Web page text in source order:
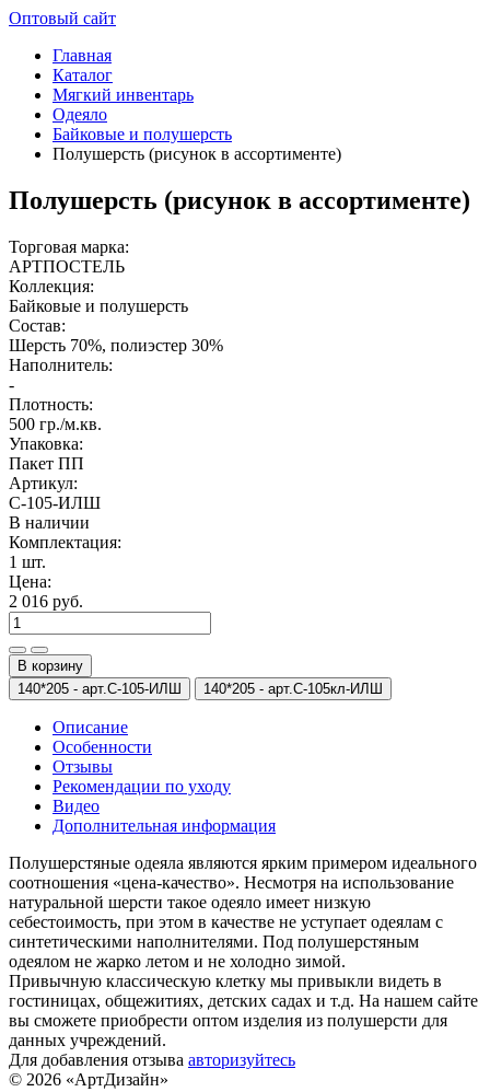
Оптовый сайт
Главная
Каталог
Мягкий инвентарь
Одеяло
Байковые и полушерсть
Полушерсть (рисунок в ассортименте)
Полушерсть (рисунок в ассортименте)
Торговая марка:
АРТПОСТЕЛЬ
Коллекция:
Байковые и полушерсть
Состав:
Шерсть 70%, полиэстер 30%
Наполнитель:
-
Плотность:
500 гр./м.кв.
Упаковка:
Пакет ПП
Артикул:
С-105-ИЛШ
В наличии
Комплектация:
1 шт.
Цена:
2 016 руб.
В корзину
140*205 - арт.С-105-ИЛШ 140*205 - арт.С-105кл-ИЛШ
Описание
Особенности
Отзывы
Рекомендации по уходу
Видео
Дополнительная информация
Полушерстяные одеяла являются ярким примером идеального
соотношения «цена-качество». Несмотря на использование
натуральной шерсти такое одеяло имеет низкую
себестоимость, при этом в качестве не уступает одеялам с
синтетическими наполнителями. Под полушерстяным
одеялом не жарко летом и не холодно зимой.
Привычную классическую клетку мы привыкли видеть в
гостиницах, общежитиях, детских садах и т.д. На нашем сайте
вы сможете приобрести оптом изделия из полушерсти для
данных учреждений.
Для добавления отзыва авторизуйтесь
© 2026 «АртДизайн»